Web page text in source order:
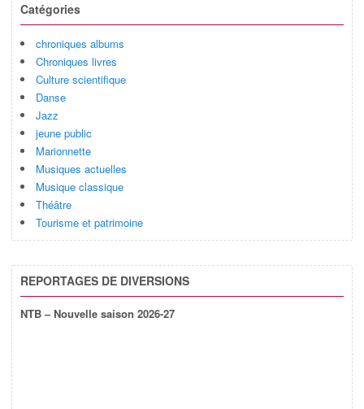
Catégories
chroniques albums
Chroniques livres
Culture scientifique
Danse
Jazz
jeune public
Marionnette
Musiques actuelles
Musique classique
Théâtre
Tourisme et patrimoine
REPORTAGES DE DIVERSIONS
NTB – Nouvelle saison 2026-27